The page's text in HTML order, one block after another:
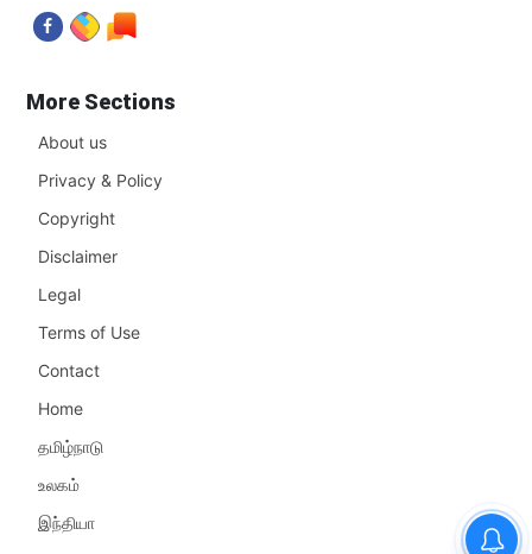
More Sections
About us
Privacy & Policy
Copyright
Disclaimer
Legal
Terms of Use
Contact
Home
தமிழ்நாடு
உலகம்
இந்தியா